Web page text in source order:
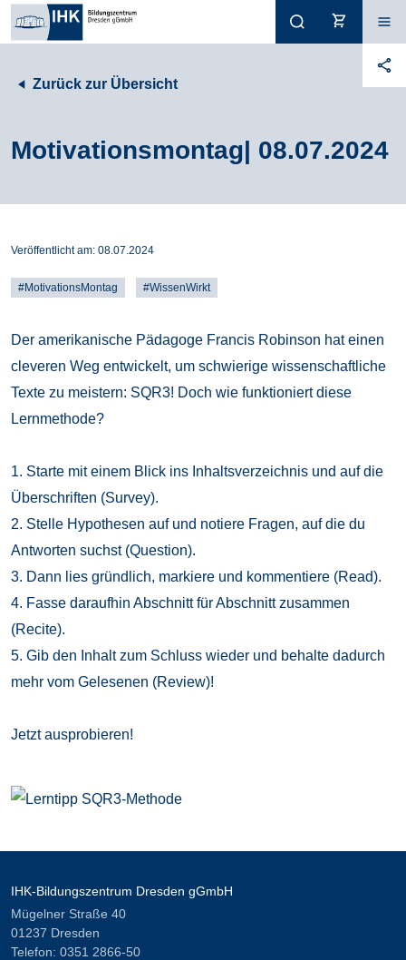
Zurück zur Übersicht
Motivationsmontag| 08.07.2024
Veröffentlicht am: 08.07.2024
#MotivationsMontag #WissenWirkt
Der amerikanische Pädagoge Francis Robinson hat einen
cleveren Weg entwickelt, um schwierige wissenschaftliche
Texte zu meistern: SQR3! Doch wie funktioniert diese
Lernmethode?
1. Starte mit einem Blick ins Inhaltsverzeichnis und auf die
Überschriften (Survey).
2. Stelle Hypothesen auf und notiere Fragen, auf die du
Antworten suchst (Question).
3. Dann lies gründlich, markiere und kommentiere (Read).
4. Fasse daraufhin Abschnitt für Abschnitt zusammen
(Recite).
5. Gib den Inhalt zum Schluss wieder und behalte dadurch
mehr vom Gelesenen (Review)!
Jetzt ausprobieren!
IHK-Bildungszentrum Dresden gGmbH
Mügelner Straße 40
01237 Dresden
Telefon: 0351 2866-50